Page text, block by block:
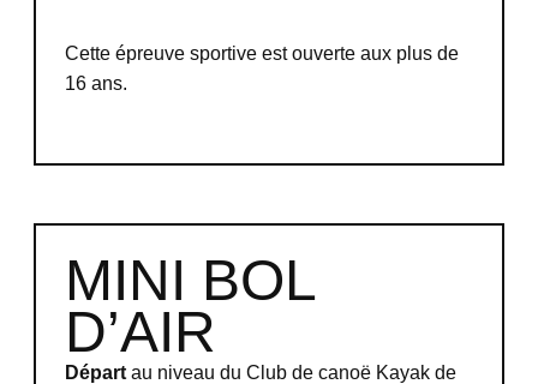
Cette épreuve sportive est ouverte aux plus de
16 ans.
MINI BOL
D’AIR
Départau niveau du Club de canoë Kayak de